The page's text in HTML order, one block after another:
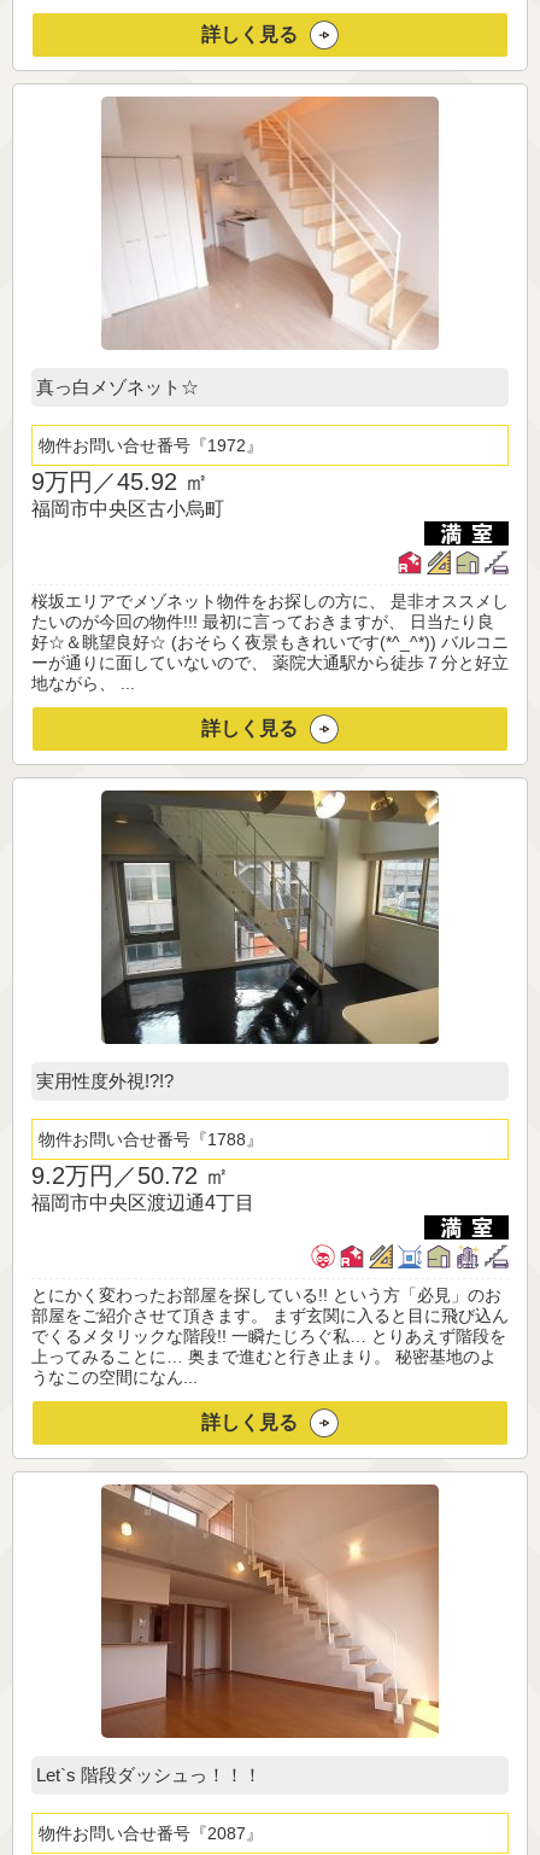
詳しく見る
真っ白メゾネット☆
物件お問い合せ番号 1972
9万円／45.92 ㎡
福岡市中央区古小烏町
桜坂エリアでメゾネット物件をお探しの方に、 是非オススメし
たいのが今回の物件!!! 最初に言っておきますが、 日当たり良
好☆＆眺望良好☆ (おそらく夜景もきれいです(*^_^*)) バルコニ
ーが通りに面していないので、 薬院大通駅から徒歩７分と好立
地ながら、 ...
詳しく見る
実用性度外視!?!?
物件お問い合せ番号 1788
9.2万円／50.72 ㎡
福岡市中央区渡辺通4丁目
とにかく変わったお部屋を探している!! という方「必見」のお
部屋をご紹介させて頂きます。 まず玄関に入ると目に飛び込ん
でくるメタリックな階段!! 一瞬たじろぐ私… とりあえず階段を
上ってみることに… 奥まで進むと行き止まり。 秘密基地のよ
うなこの空間になん...
詳しく見る
Let`s 階段ダッシュっ！！！
物件お問い合せ番号 2087